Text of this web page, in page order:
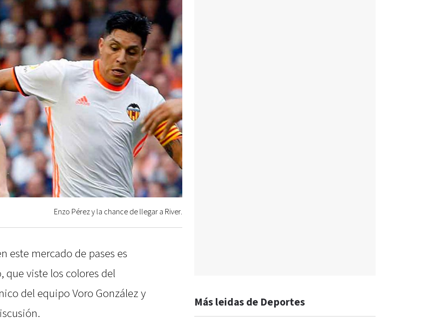
Enzo Pérez y la chance de llegar a River.
este mercado de pases es
que viste los colores del
del equipo Voro González y
Más leidas de Deportes